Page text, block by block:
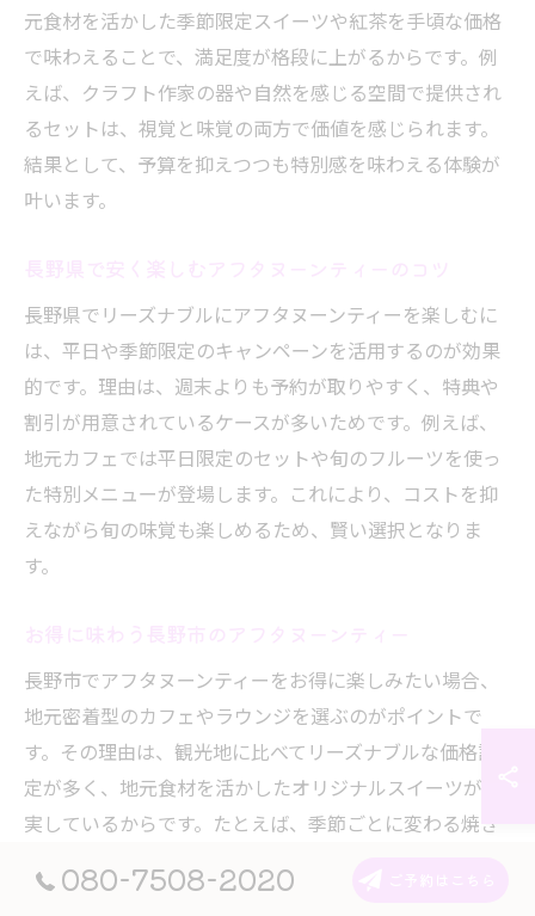
元食材を活かした季節限定スイーツや紅茶を手頃な価格
で味わえることで、満足度が格段に上がるからです。例
えば、クラフト作家の器や自然を感じる空間で提供され
るセットは、視覚と味覚の両方で価値を感じられます。
結果として、予算を抑えつつも特別感を味わえる体験が
叶います。
長野県でリーズナブルにアフタヌーンティーを楽しむに
は、平日や季節限定のキャンペーンを活用するのが効果
的です。理由は、週末よりも予約が取りやすく、特典や
割引が用意されているケースが多いためです。例えば、
地元カフェでは平日限定のセットや旬のフルーツを使っ
た特別メニューが登場します。これにより、コストを抑
えながら旬の味覚も楽しめるため、賢い選択となりま
す。
長野市でアフタヌーンティーをお得に楽しみたい場合、
地元密着型のカフェやラウンジを選ぶのがポイントで
す。その理由は、観光地に比べてリーズナブルな価格設
定が多く、地元食材を活かしたオリジナルスイーツが充
実しているからです。たとえば、季節ごとに変わる焼き
足感を提供します。結果的に、コスパと満足度を両立で
080-7508-2020